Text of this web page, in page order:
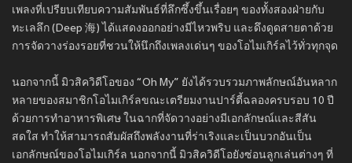
เพลงที่เปรียบเทียบความสัมพันธ์ที่ลึกซึ้งขึ้นเรื่อยๆ ของทั้งสองฝ่ายกับ
ทะเลลึก (Deep 海) ได้แสดงออกอย่างมีไหวพริบ และดึงดูดสายตาด้วย
การจัดวางร่องรอยที่ชวนให้นึกถึงเพลงเด่นๆ ของโอไมเกิร์ลไว้ทั่วทุกจุด
นอกจากนี้ มิวสิควิดีโอของ “Oh My” ยังได้รวบรวมภาพลักษณ์อันหลาก
หลายของสมาชิกโอไมเกิร์ลขณะเตรียมงานปาร์ตี้ฉลองครบรอบ 10 ปี
ด้วยการทำอาหารพิเศษ ในฉากที่จัดวางอย่างมีเอกลักษณ์และสีสัน
สดใส ทำให้สามารถสัมผัสถึงพลังงานที่ร่าเริงและเป็นบวกอันเป็น
เอกลักษณ์ของโอไมเกิร์ล นอกจากนี้ มิวสิควิดีโอยังซ่อนลูกเล่นต่างๆ ที่